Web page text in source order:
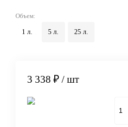
Объем:
1 л. 5 л. 25 л.
3 338 ₽ / шт